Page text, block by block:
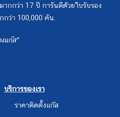
ากกว่า 17 ปี การันตีด้วยใบรับรอง
กว่า 100,000 คัน.
แก๊ส"
บริการของเรา
ราคาติดตั้งแก๊ส